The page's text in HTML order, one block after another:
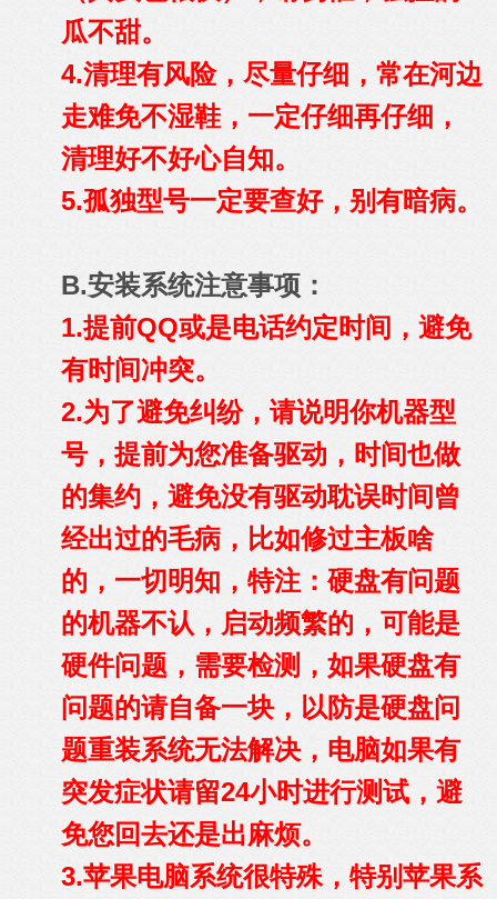
瓜不甜。
4.清理有风险，尽量仔细，常在河边
走难免不湿鞋，一定仔细再仔细，
清理好不好心自知。
5.孤独型号一定要查好，别有暗病。
B.安装系统注意事项：
1.提前QQ或是电话约定时间，避免
有时间冲突。
2.为了避免纠纷，请说明你机器型
号，提前为您准备驱动，时间也做
的集约，避免没有驱动耽误时间曾
经出过的毛病，比如修过主板啥
的，一切明知，特注：硬盘有问题
的机器不认，启动频繁的，可能是
硬件问题，需要检测，如果硬盘有
问题的请自备一块，以防是硬盘问
题重装系统无法解决，电脑如果有
突发症状请留24小时进行测试，避
免您回去还是出麻烦。
3.苹果电脑系统很特殊，特别苹果系